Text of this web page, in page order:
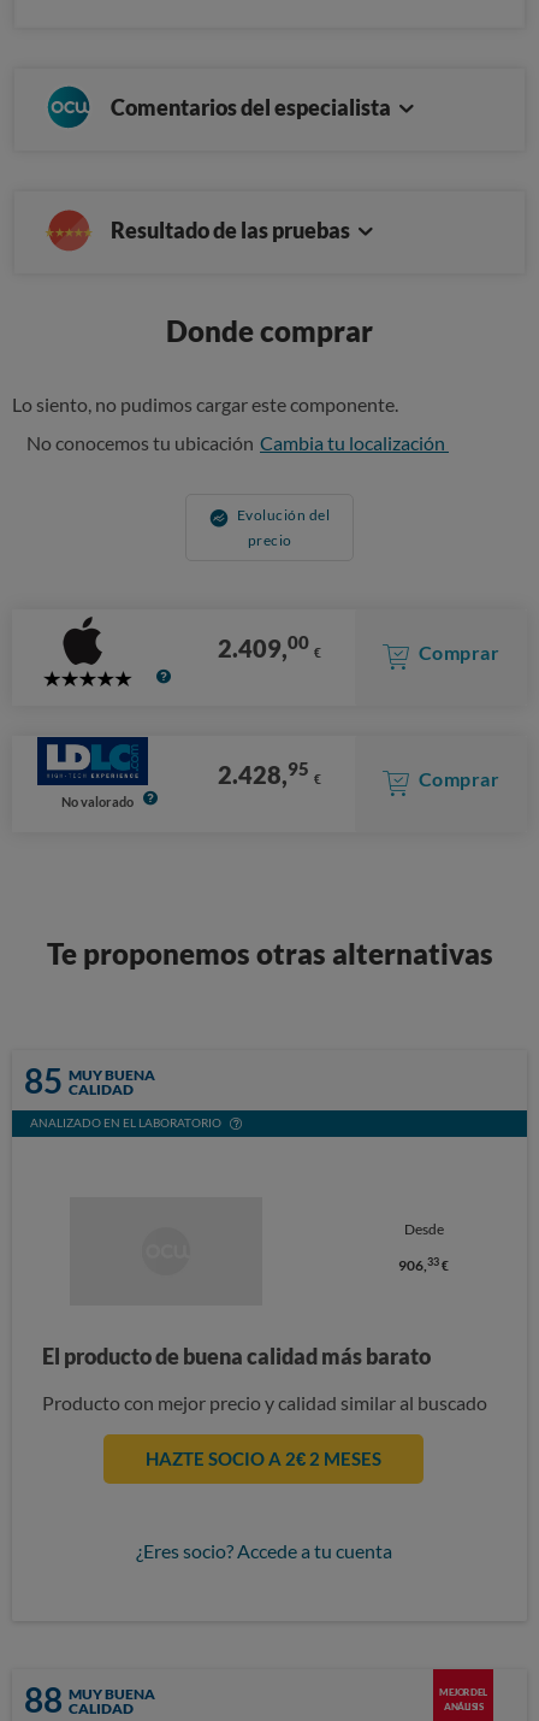
Comentarios del especialista
Resultado de las pruebas
Donde comprar
Lo siento, no pudimos cargar este componente.
No conocemos tu ubicación Cambia tu localización
Evolución del
precio
5
2.409,00 € Comprar
No valorado
2.428,95 € Comprar
Te proponemos otras alternativas
85 MUY BUENA
CALIDAD
ANALIZADO EN EL LABORATORIO
Desde
906,33 €
El producto de buena calidad más barato
Producto con mejor precio y calidad similar al buscado
HAZTE SOCIO A 2€ 2 MESES
¿Eres socio? Accede a tu cuenta
88 MUY BUENA
CALIDAD
MEJOR DEL
ANÁLISIS